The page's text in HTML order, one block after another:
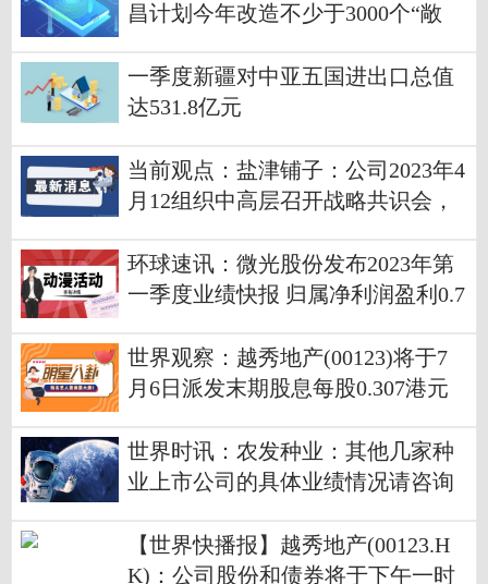
昌计划今年改造不少于3000个“敞
一季度新疆对中亚五国进出口总值
达531.8亿元
当前观点：盐津铺子：公司2023年4
月12组织中高层召开战略共识会，
要在接下来的6年，分为两个“三年
计划”，分步实施、落地执行并努力
环球速讯：微光股份发布2023年第
一季度业绩快报 归属净利润盈利0.7
世界观察：越秀地产(00123)将于7
月6日派发末期股息每股0.307港元
世界时讯：农发种业：其他几家种
业上市公司的具体业绩情况请咨询
【世界快播报】越秀地产(00123.H
K)：公司股份和债券将于下午一时